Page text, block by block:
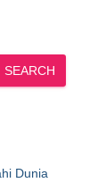
SEARCH
Dunia